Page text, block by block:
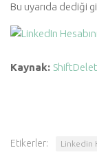
Bu uyarıda dediği
Kaynak:
Etikerler: Linkedin